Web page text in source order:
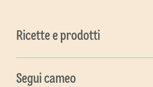
Ricette e prodotti
Segui cameo